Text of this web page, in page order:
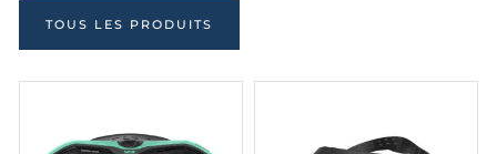
TOUS LES PRODUITS